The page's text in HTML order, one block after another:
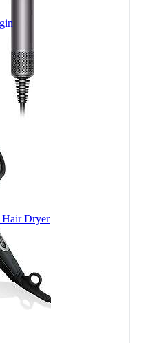
Dryer